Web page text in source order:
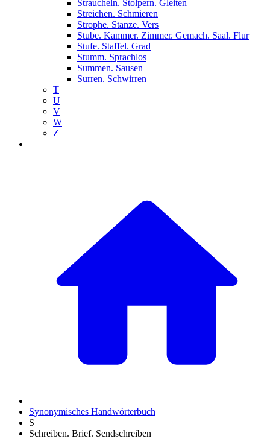
Straucheln. Stolpern. Gleiten
Streichen. Schmieren
Strophe. Stanze. Vers
Stube. Kammer. Zimmer. Gemach. Saal. Flur
Stufe. Staffel. Grad
Stumm. Sprachlos
Summen. Sausen
Surren. Schwirren
T
U
V
W
Z
Synonymisches Handwörterbuch
S
Schreiben. Brief. Sendschreiben